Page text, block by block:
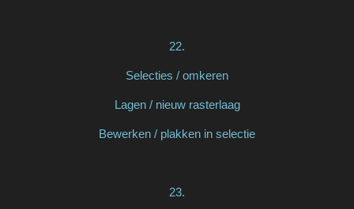
22.
Selecties / omkeren
Lagen / nieuw rasterlaag
Bewerken / plakken in selectie
23.